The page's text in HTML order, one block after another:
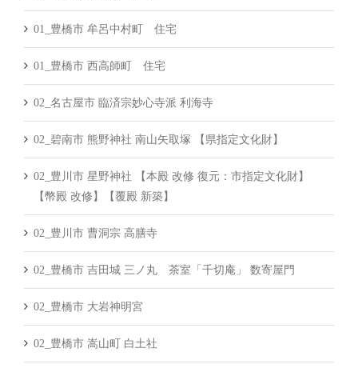
01_豊橋市 牟呂中村町 住宅
01_豊橋市 西高師町 住宅
02_名古屋市 臨済宗妙心寺派 利海寺
02_碧南市 熊野神社 南山矢取塚 【県指定文化財】
02_豊川市 星野神社 【本殿 改修 復元：市指定文化財】
【幣殿 改修】【覆殿 新築】
02_豊川市 曹洞宗 高膳寺
02_豊橋市 吉田城 三ノ丸 茶室「千切庵」 数寄屋門
02_豊橋市 大岩神明宮
02_豊橋市 嵩山町 白土社